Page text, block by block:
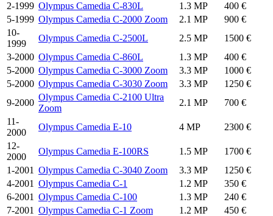
2-1999 Olympus Camedia C-830L 1.3 MP
400 €
5-1999 Olympus Camedia C-2000 Zoom 2.1 MP
900 €
10-
1999
Olympus Camedia C-2500L 2.5 MP
1500 €
3-2000 Olympus Camedia C-860L 1.3 MP
400 €
5-2000 Olympus Camedia C-3000 Zoom 3.3 MP
1000 €
5-2000 Olympus Camedia C-3030 Zoom 3.3 MP
1250 €
9-2000
Olympus Camedia C-2100 Ultra
Zoom
2.1 MP
700 €
11-
2000
Olympus Camedia E-10 4 MP
2300 €
12-
2000
Olympus Camedia E-100RS 1.5 MP
1700 €
1-2001 Olympus Camedia C-3040 Zoom 3.3 MP
1250 €
4-2001 Olympus Camedia C-1 1.2 MP
350 €
6-2001 Olympus Camedia C-100 1.3 MP
240 €
7-2001 Olympus Camedia C-1 Zoom 1.2 MP
450 €